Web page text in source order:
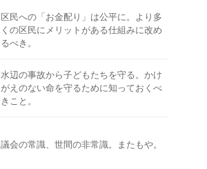
区民への「お金配り」は公平に。より多
くの区民にメリットがある仕組みに改め
るべき。
水辺の事故から子どもたちを守る。かけ
がえのない命を守るために知っておくべ
きこと。
議会の常識、世間の非常識。またもや。